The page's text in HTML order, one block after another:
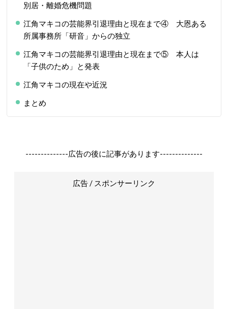
別居・離婚危機問題
江角マキコの芸能界引退理由と現在まで④ 大恩ある
所属事務所「研音」からの独立
江角マキコの芸能界引退理由と現在まで⑤ 本人は
「子供のため」と発表
江角マキコの現在や近況
まとめ
--------------広告の後に記事があります--------------
広告 / スポンサーリンク